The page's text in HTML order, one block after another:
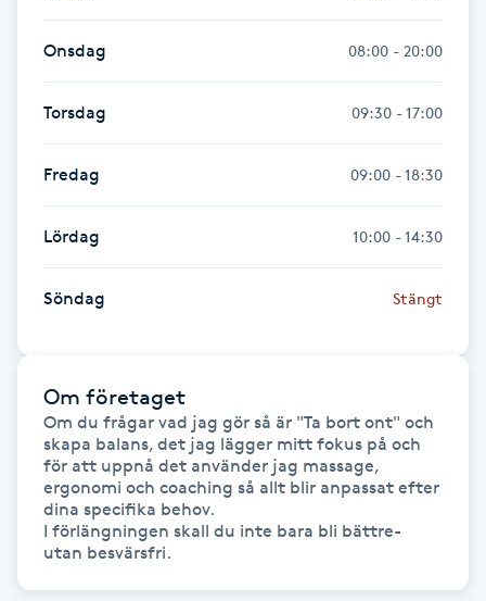
Fransförlängning
Fransförlängning Megavolym
Fransförlängning Volym
Fransk manikyr
Fransrengöring
Frekvensterapi
Friskvård
Friskvårdsmassage
Frisör
Funktionsanalys
Onsdag 08:00 - 20:00
Torsdag 09:30 - 17:00
Fredag 09:00 - 18:30
Lördag 10:00 - 14:30
Söndag Stängt
Om företaget
Om du frågar vad jag gör så är "Ta bort ont" och
skapa balans, det jag lägger mitt fokus på och
för att uppnå det använder jag massage,
ergonomi och coaching så allt blir anpassat efter
dina specifika behov.
I förlängningen skall du inte bara bli bättre-